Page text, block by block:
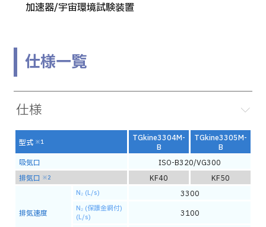
加速器/宇宙環境試験装置
仕様一覧
仕様
型式 ※1
TGkine3304M-
B
TGkine3305M-
B
吸気口
ISO-B320/VG300
排気口 ※2 KF40 KF50
排気速度
N₂ (L/s) 3300
N₂ (保護金網付)
(L/s)
3100